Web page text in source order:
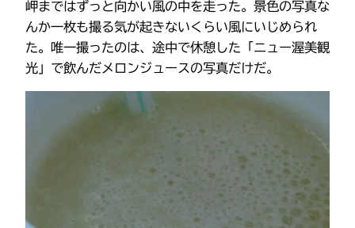
岬まではずっと向かい風の中を走った。景色の写真な
んか一枚も撮る気が起きないくらい風にいじめられ
た。唯一撮ったのは、途中で休憩した「ニュー渥美観
光」で飲んだメロンジュースの写真だけだ。